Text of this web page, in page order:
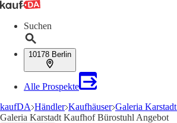
Suchen
10178 Berlin
Alle Prospekte
kaufDA Händler Kaufhäuser Galeria
Galeria Karstadt Kaufhof Bürostuhl Angebot